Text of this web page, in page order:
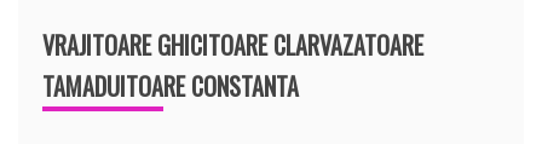
VRAJITOARE GHICITOARE CLARVAZATOARE
TAMADUITOARE CONSTANTA